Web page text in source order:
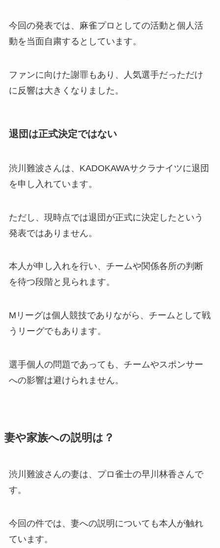
今回の発表では、麻雀プロとしての活動と個人活
動を当面自粛するとしています。
ファンに向けた謝罪もあり、人気選手だっただけ
に反響は大きくなりました。
退団は正式決定ではない
渋川難波さんは、KADOKAWAサクラナイツに退団
を申し入れています。
ただし、現時点では退団が正式に決定したという
発表ではありません。
本人が申し入れを行い、チームや関係各所の判断
を待つ段階と見られます。
Mリーグは個人競技でありながら、チームとして戦
うリーグでもあります。
選手個人の問題であっても、チームやスポンサー
への影響は避けられません。
妻や家族への説明は？
渋川難波さんの妻は、プロ雀士の早川林香さんで
す。
今回の件では、妻への説明についても本人が触れ
ています。